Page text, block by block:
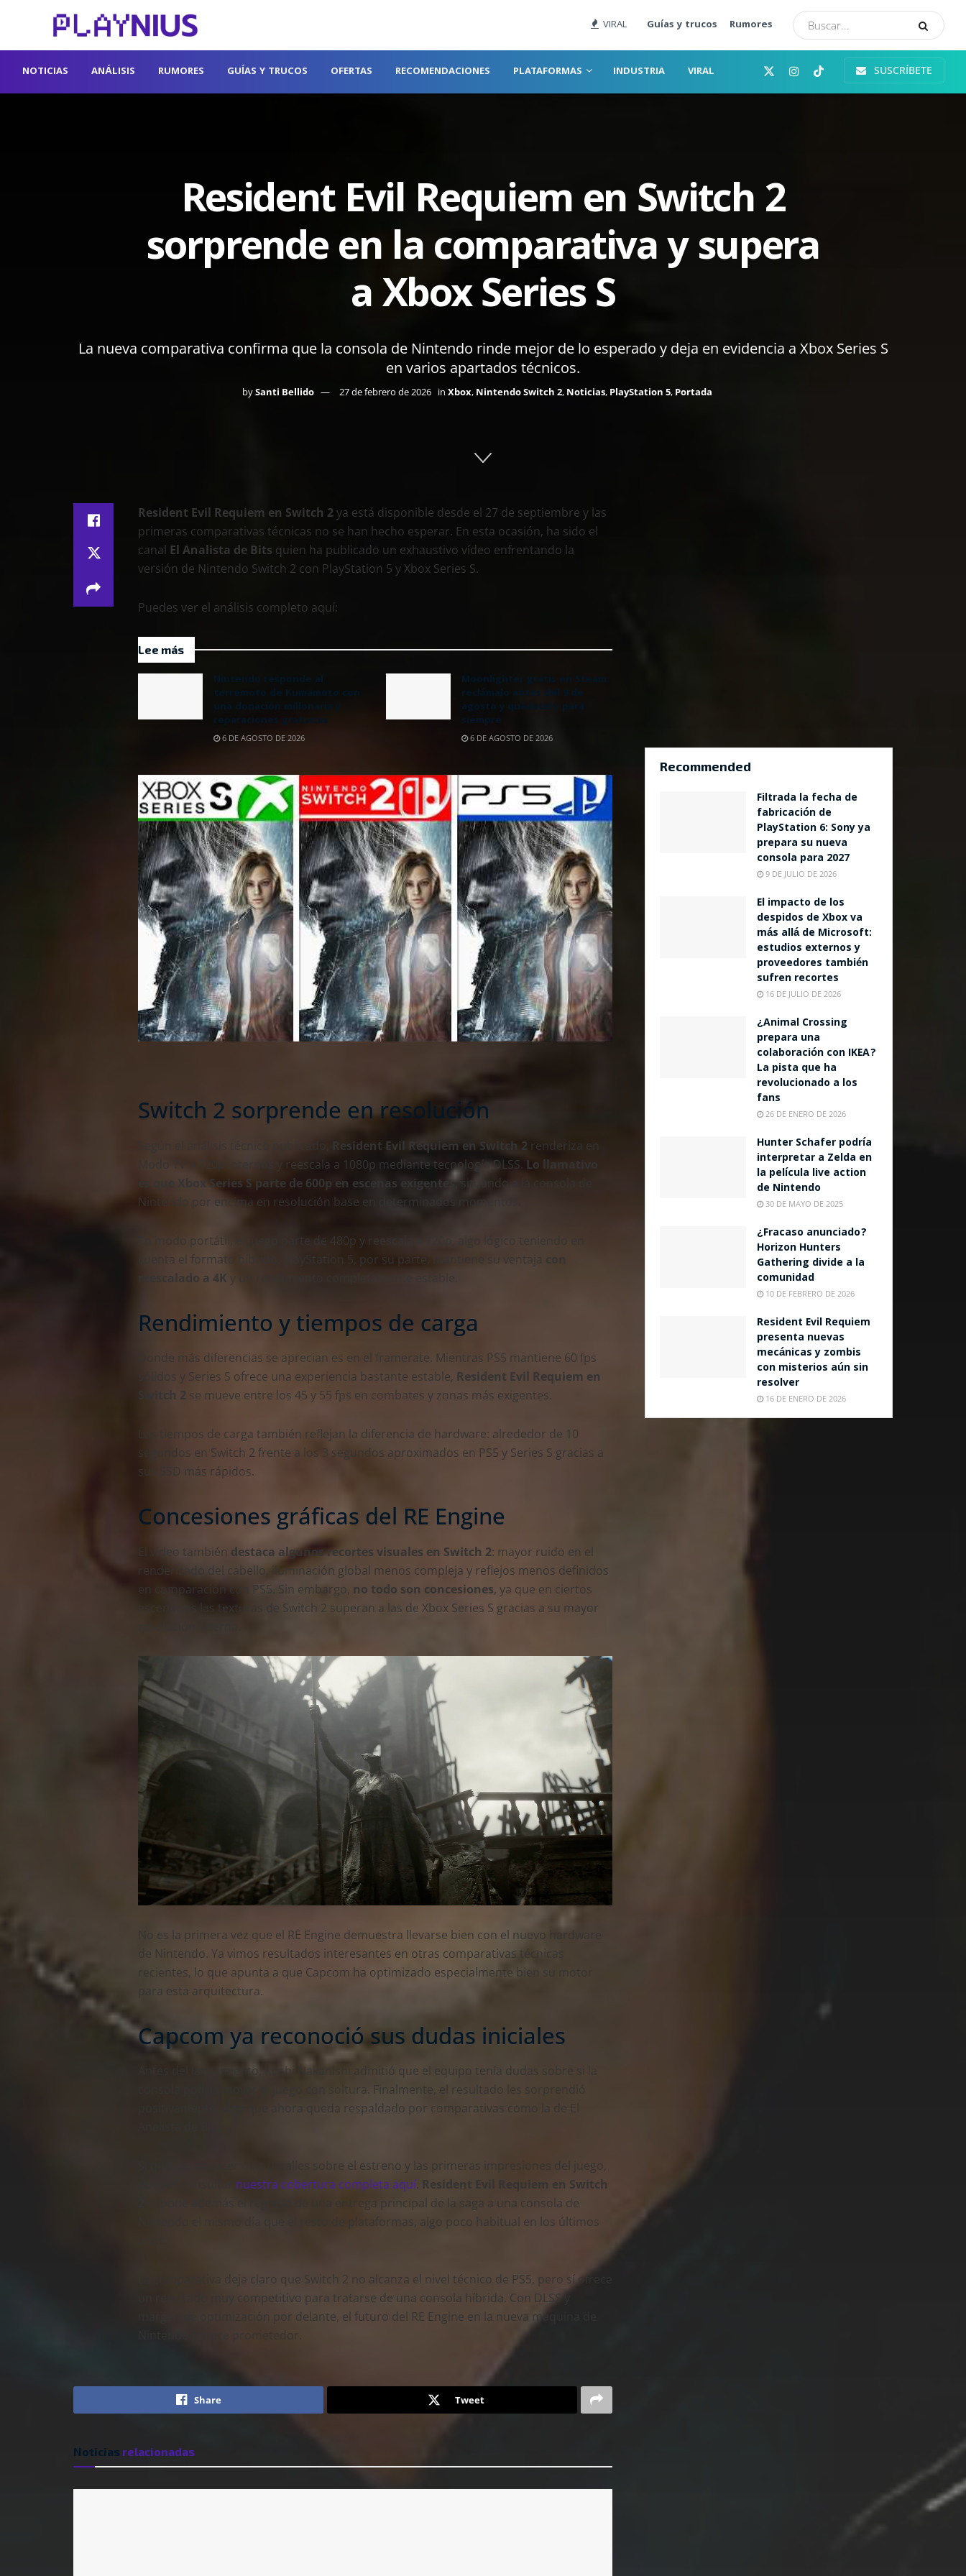
VIRAL Guías y trucos Rumores
NOTICIAS ANÁLISIS RUMORES GUÍAS Y TRUCOS OFERTAS RECOMENDACIONES PLATAFORMAS INDUSTRIA VIRAL SUSCRÍBETE
Resident Evil Requiem en Switch 2
sorprende en la comparativa y supera
a Xbox Series S
La nueva comparativa confirma que la consola de Nintendo rinde mejor de lo esperado y deja en evidencia a Xbox Series S
en varios apartados técnicos.
bySanti Bellido 27 de febrero de 2026 in Xbox, Nintendo Switch 2, Noticias, PlayStation 5, Portada
Resident Evil Requiem en Switch 2ya está disponible desde el 27 de septiembre y las
primeras comparativas técnicas no se han hecho esperar. En esta ocasión, ha sido el
canal El Analista de Bits quien ha publicado un exhaustivo vídeo enfrentando la
versión de Nintendo Switch 2 con PlayStation 5 y Xbox Series S.
Puedes ver el análisis completo aquí:
Lee más
Nintendo responde al
terremoto de Kumamoto con
una donación millonaria y
reparaciones gratuitas
6 DE AGOSTO DE 2026
Moonlighter gratis en Steam:
reclámalo antes del 9 de
agosto y quédatelo para
siempre
6 DE AGOSTO DE 2026
Switch 2 sorprende en resolución
Resident Evil Requiem en Switch 2 renderiza en
Modo TV a 720p internos y reescala a 1080p mediante tecnología DLSS. Lo llamativo
es que Xbox Series S parte de 600p en escenas exigentes, situando a la consola de
Nintendo por encima en resolución base en determinados momentos.
En modo portátil, el juego parte de 480p y reescala a 720p, algo lógico teniendo en
cuenta el formato híbrido. PlayStation 5, por su parte, mantiene su ventaja con
reescalado a 4K y un rendimiento completamente estable.
Rendimiento y tiempos de carga
Donde más diferencias se aprecian es en el framerate. Mientras PS5 mantiene 60 fps
sólidos y Series S ofrece una experiencia bastante estable, Resident Evil Requiem en
Switch 2 se mueve entre los 45 y 55 fps en combates y zonas más exigentes.
Los tiempos de carga también reflejan la diferencia de hardware: alrededor de 10
segundos en Switch 2 frente a los 3 segundos aproximados en PS5 y Series S gracias a
sus SSD más rápidos.
Concesiones gráficas del RE Engine
El vídeo también destaca algunos recortes visuales en Switch 2: mayor ruido en el
renderizado del cabello, iluminación global menos compleja y reflejos menos definidos
en comparación con PS5. Sin embargo, no todo son concesiones, ya que en ciertos
escenarios las texturas de Switch 2 superan a las de Xbox Series S gracias a su mayor
No es la primera vez que el RE Engine demuestra llevarse bien con el nuevo hardware
de Nintendo. Ya vimos resultados interesantes en otras comparativas técnicas
recientes, lo que apunta a que Capcom ha optimizado especialmente bien su motor
para esta arquitectura.
Capcom ya reconoció sus dudas iniciales
Antes del lanzamiento, Koshi Nakanishi admitió que el equipo tenía dudas sobre si la
consola podría mover el juego con soltura. Finalmente, el resultado les sorprendió
positivamente, algo que ahora queda respaldado por comparativas como la de El
Si quieres conocer más detalles sobre el estreno y las primeras impresiones del juego,
nuestra cobertura completa aquí. Resident Evil Requiem en Switch
supone además el regreso de una entrega principal de la saga a una consola de
Nintendo el mismo día que el resto de plataformas, algo poco habitual en los últimos
La comparativa deja claro que Switch 2 no alcanza el nivel técnico de PS5, pero sí ofrece
un resultado muy competitivo para tratarse de una consola híbrida. Con DLSS y
margen de optimización por delante, el futuro del RE Engine en la nueva máquina de
Nintendo parece prometedor.
Share Tweet
Noticias relacionadas
Recommended
Filtrada la fecha de
fabricación de
PlayStation 6: Sony ya
prepara su nueva
consola para 2027
9 DE JULIO DE 2026
El impacto de los
despidos de Xbox va
más allá de Microsoft:
estudios externos y
proveedores también
sufren recortes
16 DE JULIO DE 2026
¿Animal Crossing
prepara una
colaboración con IKEA?
La pista que ha
revolucionado a los
fans
26 DE ENERO DE 2026
Hunter Schafer podría
interpretar a Zelda en
la película live action
de Nintendo
30 DE MAYO DE 2025
¿Fracaso anunciado?
Horizon Hunters
Gathering divide a la
comunidad
10 DE FEBRERO DE 2026
Resident Evil Requiem
presenta nuevas
mecánicas y zombis
con misterios aún sin
resolver
16 DE ENERO DE 2026